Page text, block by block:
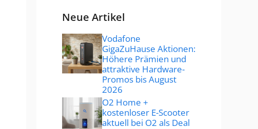
Neue Artikel
Vodafone
GigaZuHause Aktionen:
Höhere Prämien und
attraktive Hardware-
Promos bis August
2026
O2 Home +
kostenloser E-Scooter
aktuell bei O2 als Deal